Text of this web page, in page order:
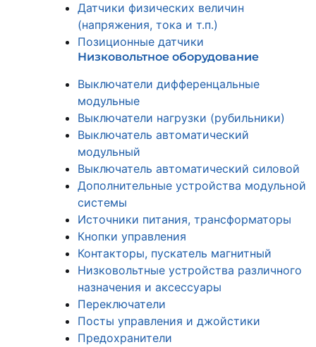
Датчики физических величин
(напряжения, тока и т.п.)
Позиционные датчики
Низковольтное оборудование
Выключатели дифференцальные
модульные
Выключатели нагрузки (рубильники)
Выключатель автоматический
модульный
Выключатель автоматический силовой
Дополнительные устройства модульной
системы
Источники питания, трансформаторы
Кнопки управления
Контакторы, пускатель магнитный
Низковольтные устройства различного
назначения и аксессуары
Переключатели
Посты управления и джойстики
Предохранители